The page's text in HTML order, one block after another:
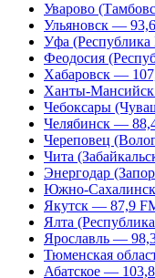
Уварово
Ульяновск —
Уфа
Феодосия
Хабаровск —
Ханты-
Чебоксары
Челябинск —
Череповец
Чита
Энергодар
Южно-
Якутск — 87,9
Ялта
Ярославль —
Тюменская
Абатское —